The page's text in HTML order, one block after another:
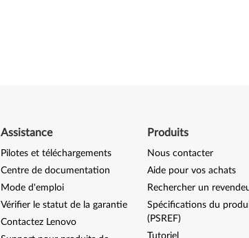
Assistance
Pilotes et téléchargements
Centre de documentation
Mode d'emploi
Vérifier le statut de la garantie
Contactez Lenovo
Produits
Nous contacter
Aide pour vos achats
Rechercher un
Spécifications du
(PSREF)
Tutoriel